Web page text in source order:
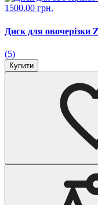
1500.00 грн.
Диск для овочерізки
(5)
Купити